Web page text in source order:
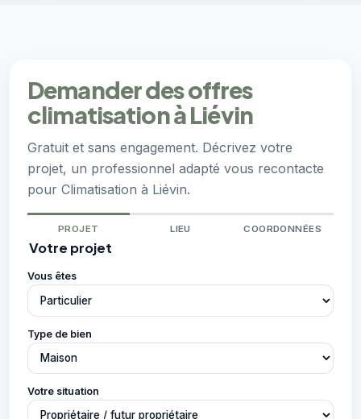
Demander des offres
climatisation à Liévin
Gratuit et sans engagement. Décrivez votre
projet, un professionnel adapté vous recontacte
pour Climatisation à Liévin.
PROJET LIEU COORDONNÉES
Votre projet
Vous êtes
Type de bien
Votre situation